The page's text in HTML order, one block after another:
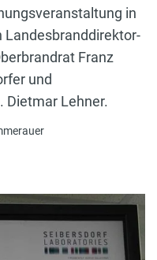
in
Landesbranddirektor-
Franz
und
Dietmar Lehner.